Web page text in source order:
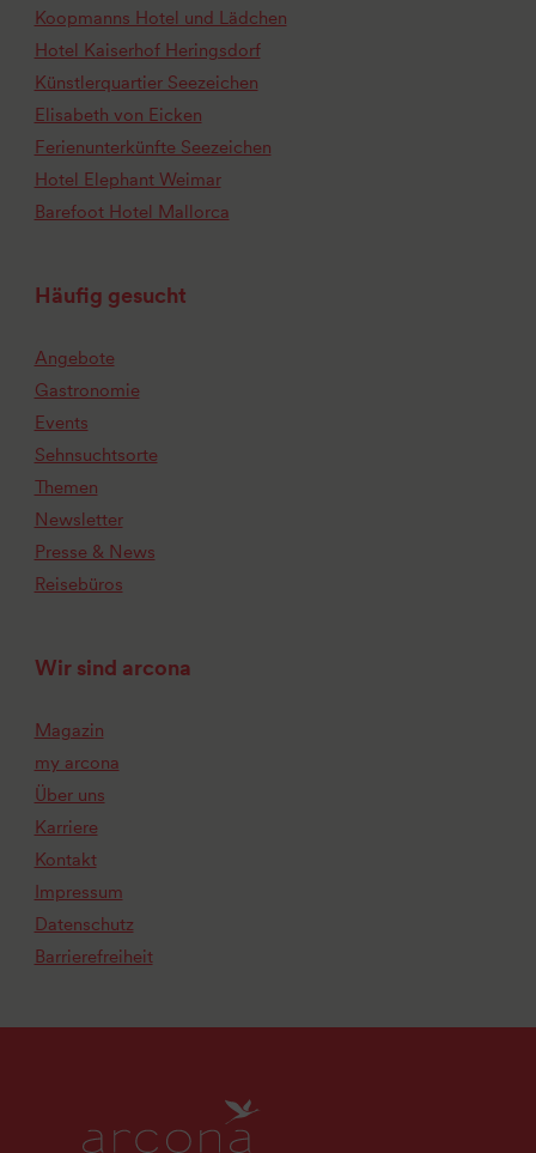
Koopmanns Hotel und Lädchen
Hotel Kaiserhof Heringsdorf
Künstlerquartier Seezeichen
Elisabeth von Eicken
Ferienunterkünfte Seezeichen
Hotel Elephant Weimar
Barefoot Hotel Mallorca
Häufig gesucht
Angebote
Gastronomie
Events
Sehnsuchtsorte
Themen
Newsletter
Presse & News
Reisebüros
Wir sind arcona
Magazin
my arcona
Über uns
Karriere
Kontakt
Impressum
Datenschutz
Barrierefreiheit